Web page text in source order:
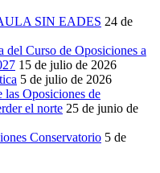
SIN EADES 24 de
del Curso de Oposiciones a
15 de julio de 2026
5 de julio de 2026
las Oposiciones de
el norte 25 de junio de
Conservatorio 5 de